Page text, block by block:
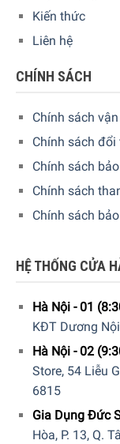
Máy sấy có móc
An toàn sử dụng
gian dài, và nhiệt
dùng cũng như
Kiến thức
Liên hệ
CHÍNH SÁCH
Chính sách
Chính sách đổi
Chính sách
Chính sách
Chính sách
HỆ THỐNG CỬA
Hà Nội - 01
KĐT Dương
Hà Nội - 02
Store, 54 Liễu
6815
Gia Dụng Đức
Hòa, P. 13, Q.